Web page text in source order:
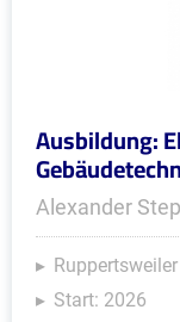
Ausbildung:
Alexander
Ruppertsweiler
Start: 2026